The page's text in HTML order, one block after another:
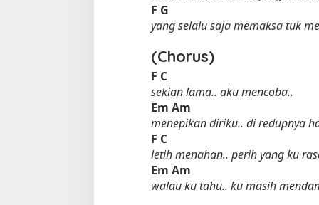
F G
yang selalu saja memaksa tuk
(Chorus)
F C
sekian lama.. aku mencoba..
Em Am
menepikan diriku.. di redupnya
F C
letih menahan.. perih yang ku
Em Am
walau ku tahu.. ku masih
Tempat Makan
Di Daerah, Jambi, Travel